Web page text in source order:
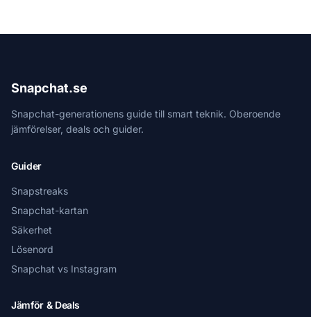
Snapchat.se
Snapchat-generationens guide till smart teknik. Oberoende
jämförelser, deals och guider.
Guider
Snapstreaks
Snapchat-kartan
Säkerhet
Lösenord
Snapchat vs Instagram
Jämför & Deals